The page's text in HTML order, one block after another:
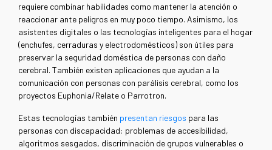
requiere combinar habilidades como mantener la atención o
reaccionar ante peligros en muy poco tiempo. Asimismo, los
asistentes digitales o las tecnologías inteligentes para el hogar
(enchufes, cerraduras y electrodomésticos) son útiles para
preservar la seguridad doméstica de personas con daño
cerebral. También existen aplicaciones que ayudan a la
comunicación con personas con parálisis cerebral, como los
proyectos Euphonia/Relate o Parrotron.
Estas tecnologías también presentan riesgos para las
personas con discapacidad: problemas de accesibilidad,
algoritmos sesgados, discriminación de grupos vulnerables o